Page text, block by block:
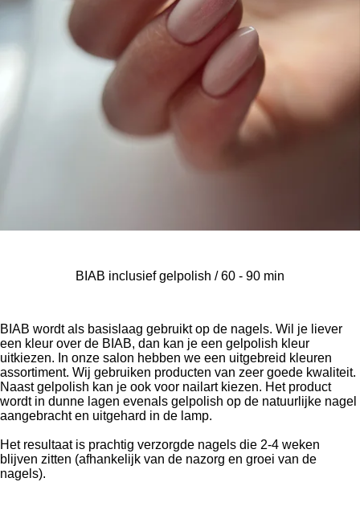
BIAB inclusief gelpolish / 60 - 90 min
BIAB wordt als basislaag gebruikt op de nagels. Wil je liever
een kleur over de BIAB, dan kan je een gelpolish kleur
uitkiezen. In onze salon hebben we een uitgebreid kleuren
assortiment. Wij gebruiken producten van zeer goede kwaliteit.
Naast gelpolish kan je ook voor nailart kiezen. Het product
wordt in dunne lagen evenals gelpolish op de natuurlijke nagel
aangebracht en uitgehard in de lamp.
Het resultaat is prachtig verzorgde nagels die 2-4 weken
blijven zitten (afhankelijk van de nazorg en groei van de
nagels).